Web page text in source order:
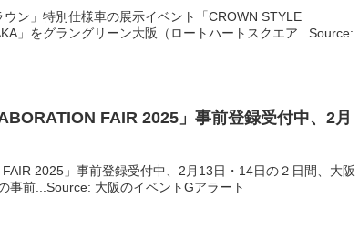
ン」特別仕様車の展示イベント「CROWN STYLE
」をグラングリーン大阪（ロートハートスクエア...Source:
FAIR 2025」事前登録受付中、2月
FAIR 2025」事前登録受付中、2月13日・14日の２日間、大阪
事前...Source: 大阪のイベントGアラート